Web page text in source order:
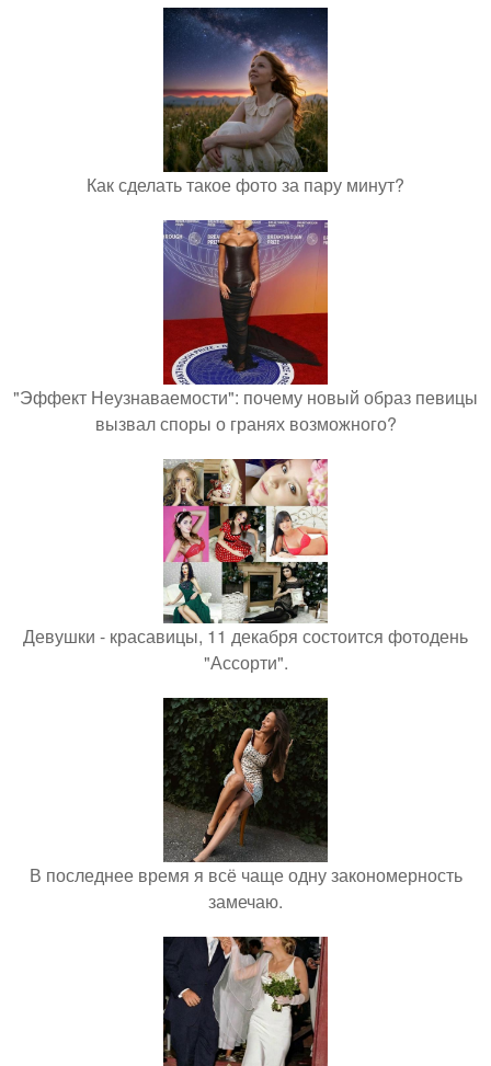
Как сделать такое фото за пару минут?
"Эффект Неузнаваемости": почему новый образ певицы
вызвал споры о гранях возможного?
Девушки - красавицы, 11 декабря состоится фотодень
"Ассорти".
В последнее время я всё чаще одну закономерность
замечаю.